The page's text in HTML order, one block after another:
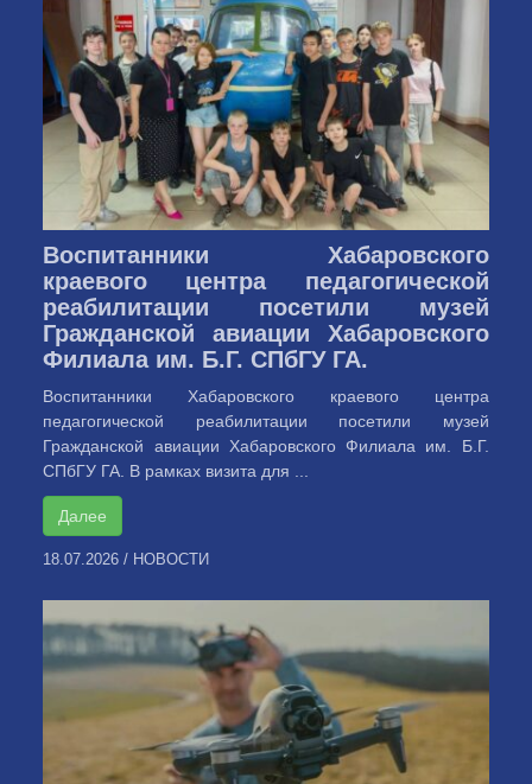
Воспитанники Хабаровского
краевого центра педагогической
реабилитации посетили музей
Гражданской авиации Хабаровского
Филиала им. Б.Г. СПбГУ ГА.
Воспитанники Хабаровского краевого центра
педагогической реабилитации посетили музей
Гражданской авиации Хабаровского Филиала им. Б.Г.
СПбГУ ГА. В рамках визита для ...
Далее
18.07.2026 / НОВОСТИ